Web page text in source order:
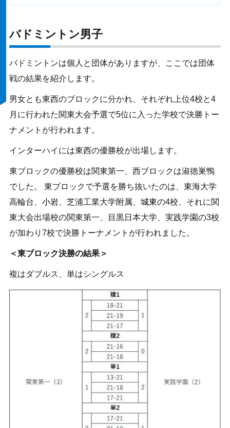
バドミントン男子
バドミントンは個人と団体がありますが、ここでは団体
戦の結果を紹介します。
男女とも東西のブロックに分かれ、それぞれ上位4校と4
月に行われた関東大会予選で5位に入った学校で決勝トー
ナメントが行われます。
インターハイには東西の優勝校が出場します。
東ブロックの優勝校は関東第一、西ブロックは淑徳巣鴨
でした。 東ブロックで予選を勝ち抜いたのは、東海大学
高輪台、 小岩、芝浦工業大学附属、 城東の4校、それに関
東大会出場校の関東第一、目黒日本大学、実践学園の3校
が加わり7校で決勝トーナメントが行われました。
＜東ブロック決勝の結果＞
複はダブルス、単はシングルス